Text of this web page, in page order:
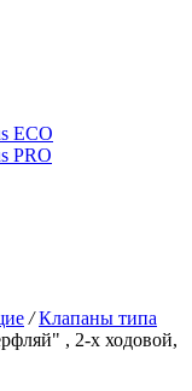
ECO
PRO
/ Клапаны типа
, 2-х ходовой,